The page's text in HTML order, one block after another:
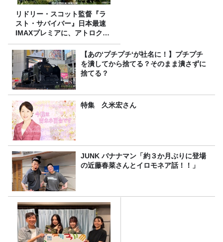
リドリー・スコット監督『ラ
スト・サバイバー』日本最速
IMAXプレミアに、アトロクリ
スナー60名をご招待！
【あの‘プチプチ‘が社名に！】プチプチ
を潰してから捨てる？そのまま潰さずに
捨てる？
特集 久米宏さん
JUNK バナナマン「約３か月ぶりに登場
の近藤春菜さんとイロモネア話！！」